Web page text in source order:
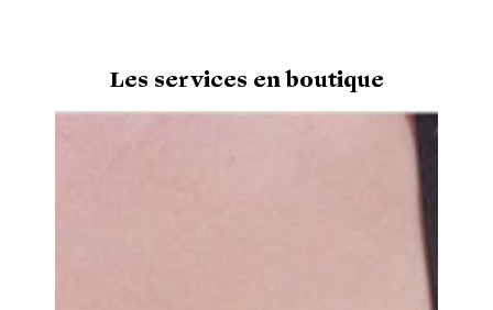
Les services en boutique